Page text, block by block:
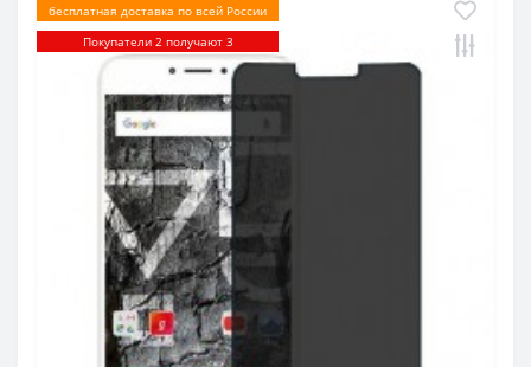
бесплатная доставка по всей России
Покупатели 2 получают 3